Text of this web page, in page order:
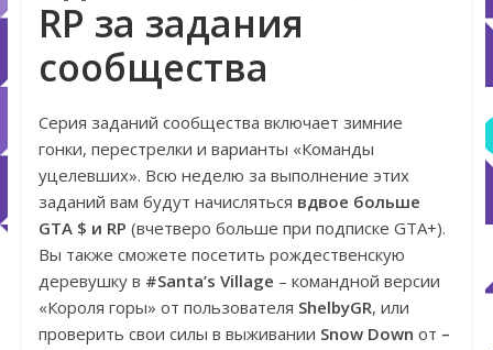
RP за задания
сообщества
Серия заданий сообщества включает зимние
гонки, перестрелки и варианты «Команды
уцелевших». Всю неделю за выполнение этих
заданий вам будут начисляться вдвое больше
GTA $ и RP (вчетверо больше при подписке GTA+).
Вы также сможете посетить рождественскую
деревушку в #Santa’s Village – командной версии
«Короля горы» от пользователя ShelbyGR, или
проверить свои силы в выживании Snow Down от –